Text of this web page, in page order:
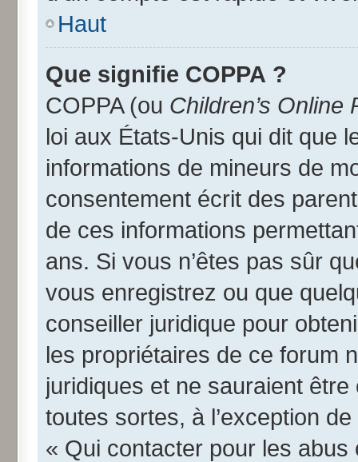
Haut
Que signifie COPPA ?
COPPA (ou Children’s
loi aux États-Unis qui dit que
informations de mineurs de
consentement écrit des
de ces informations
ans. Si vous n’êtes pas sûr
vous enregistrez ou que
conseiller juridique pour
les propriétaires de ce forum
juridiques et ne sauraient
toutes sortes, à l’exception
« Qui contacter pour les